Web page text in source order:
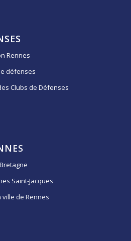
Rennes
défenses
Clubs de Défenses
Saint-Jacques
de Rennes